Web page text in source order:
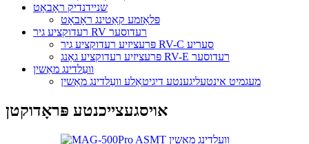
שניידנדיק ראָבאָט
פּלאַזמע קאַטינג ראָבאָט
רעדוקציע גיר RV רעדוסער
פּרעציזיע רעדוקציע גיר RV-C סעריע
פּרעציזיע רעדוקציע גאַנג RV-E רעדוסער
וועַלדינג מאַשין
מעגמיט אינטעליגענטע דיגיטאַלע וועַלדינג מאַשין
אויסגעצייכנטע פּראָדוקטן